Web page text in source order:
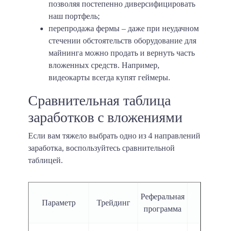
позволяя постепенно диверсифицировать
наш портфель;
перепродажа фермы – даже при неудачном
стечении обстоятельств оборудование для
майнинга можно продать и вернуть часть
вложенных средств. Например,
видеокарты всегда купят геймеры.
Сравнительная таблица
заработков с вложениями
Если вам тяжело выбрать одно из 4 направлений
заработка, воспользуйтесь сравнительной
таблицей.
Параметр Трейдинг
Реферальная
программа